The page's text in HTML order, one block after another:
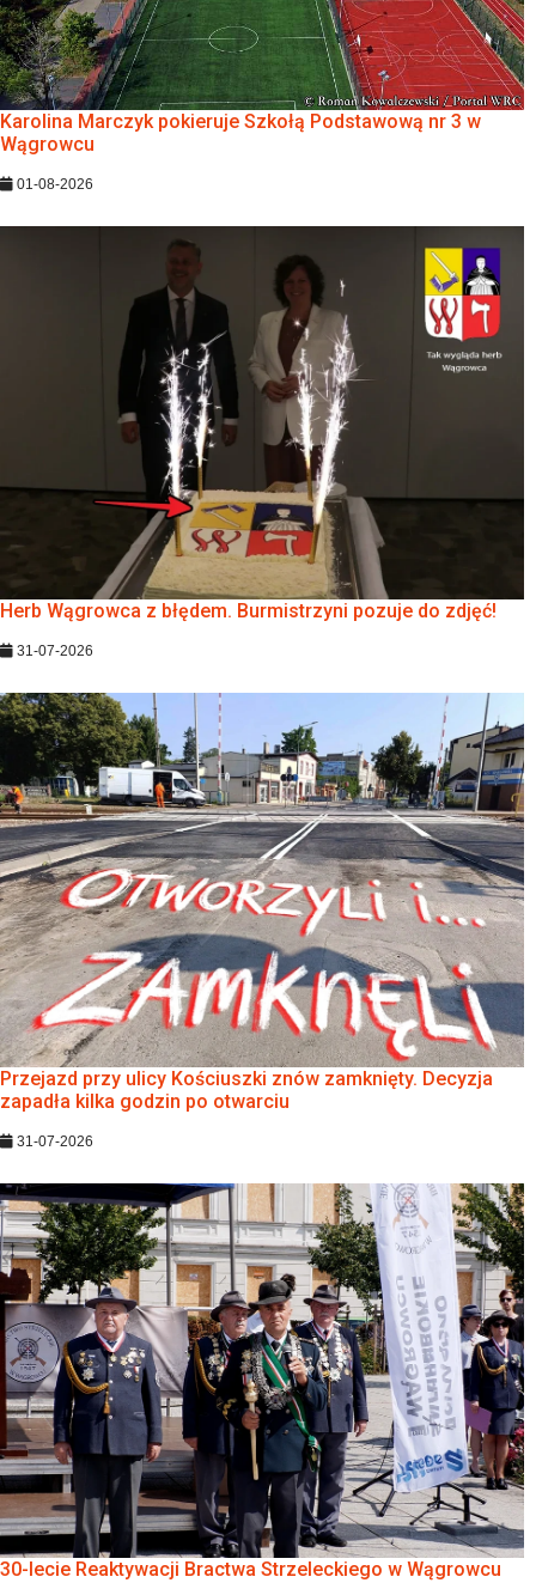
Karolina Marczyk pokieruje Szkołą Podstawową nr 3 w
Wągrowcu
01-08-2026
Herb Wągrowca z błędem. Burmistrzyni pozuje do zdjęć!
31-07-2026
Przejazd przy ulicy Kościuszki znów zamknięty. Decyzja
zapadła kilka godzin po otwarciu
31-07-2026
30-lecie Reaktywacji Bractwa Strzeleckiego w Wągrowcu